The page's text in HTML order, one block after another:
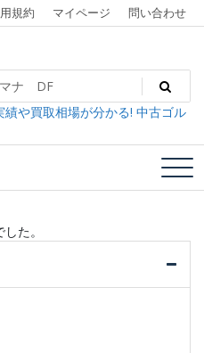
規約 マイページ 問い合わせ
dev
ゴルフマーケット
や買取相場が分かる! 中古ゴル
た。